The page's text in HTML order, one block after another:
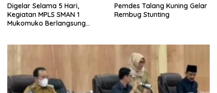
Digelar Selama 5 Hari,
Kegiatan MPLS SMAN 1
Mukomuko Berlangsung
Pemdes Talang Kuning Gelar
Rembug Stunting